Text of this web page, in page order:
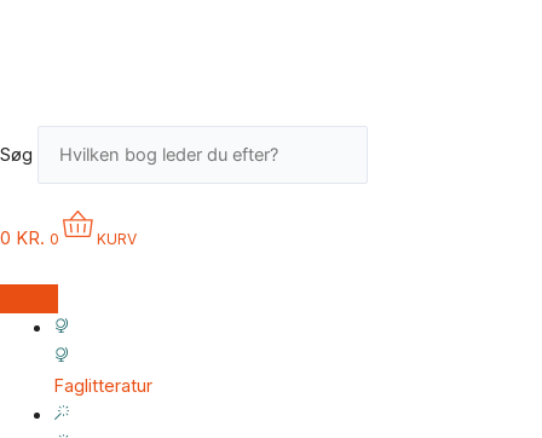
Søg
0 KR. 0 KURV
Faglitteratur